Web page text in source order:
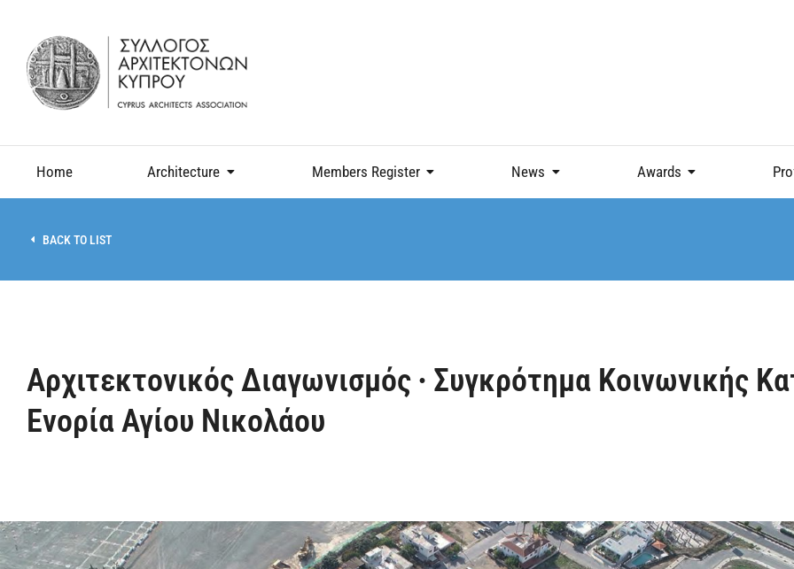
Home Architecture Members Register News Awards
BACK TO LIST
Αρχιτεκτονικός Διαγωνισμός ∙ Συγκρότημα Κοινωνικής
Ενορία Αγίου Νικολάου